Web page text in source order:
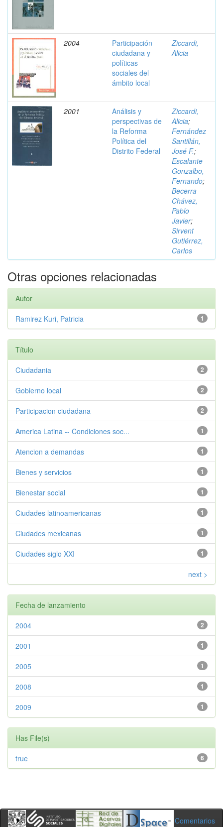
2004
Participación
ciudadana y
políticas
sociales del
ámbito local
Ziccardi,
Alicia
2001
Análisis y
perspectivas de
la Reforma
Política del
Distrito Federal
Ziccardi,
Alicia;
Fernández
Santillán,
José F.;
Escalante
Gonzalbo,
Fernando;
Becerra
Chávez,
Pablo
Javier;
Sirvent
Gutiérrez,
Carlos
Otras opciones relacionadas
Autor
1
Ramirez Kuri, Patricia
Título
2
Ciudadania
2
Gobierno local
2
Participacion ciudadana
1
America Latina -- Condiciones soc...
1
Atencion a demandas
1
Bienes y servicios
1
Bienestar social
1
Ciudades latinoamericanas
1
Ciudades mexicanas
1
Ciudades siglo XXI
next >
Fecha de lanzamiento
2
2004
1
2001
1
2005
1
2008
1
2009
Has File(s)
6
true
Comentarios